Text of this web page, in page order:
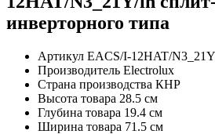
инверторного типа
Артикул EACS/I-12HAT/
Производитель Electrolux
Страна производства КНР
Высота товара 28.5 см
Глубина товара 19.4 см
Ширина товара 71.5 см